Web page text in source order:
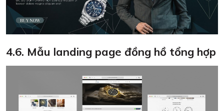
4.6. Mẫu landing page đồng hồ tổng hợp